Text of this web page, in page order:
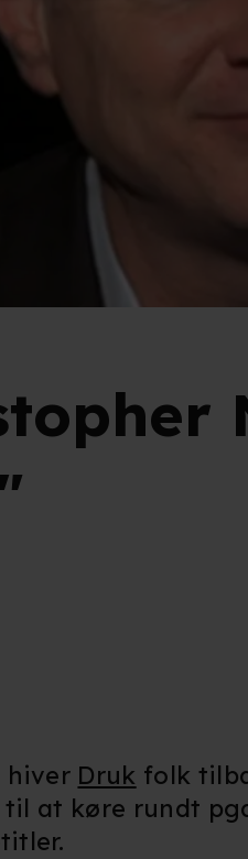
hiver Druk folk
at køre rundt